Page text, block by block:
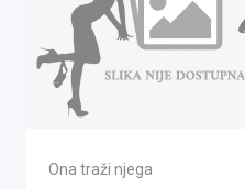
Ona traži njega